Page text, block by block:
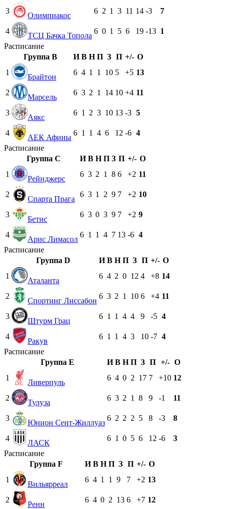
3
Олимпиакос
6 2 1 3 11 14 -3 7
4
ТСЦ Бачка Топола
6 0 1 5 6 19 -13 1
Расписание
Группа B
И В Н П З П +/- О
1
Брайтон
6 4 1 1 10 5 +5 13
2
Марсель
6 3 2 1 14 10 +4 11
3
Аякс
6 1 2 3 10 13 -3 5
4
АЕК Афины
6 1 1 4 6 12 -6 4
Расписание
Группа C
И В Н П З П +/- О
1
Рейнджерс
6 3 2 1 8 6 +2 11
2
Спарта Прага
6 3 1 2 9 7 +2 10
3
Бетис
6 3 0 3 9 7 +2 9
4
Арис Лимасол
6 1 1 4 7 13 -6 4
Расписание
Группа D
И В Н П З П +/- О
1
Аталанта
6 4 2 0 12 4 +8 14
2
Спортинг Лиссабон
6 3 2 1 10 6 +4 11
3
Штурм Грац
6 1 1 4 4 9 -5 4
4
Ракув
6 1 1 4 3 10 -7 4
Расписание
Группа E
И В Н П З П +/- О
1
Ливерпуль
6 4 0 2 17 7 +10 12
2
Тулуза
6 3 2 1 8 9 -1 11
3
Юнион Сент-Жиллуаз
6 2 2 2 5 8 -3 8
4
ЛАСК
6 1 0 5 6 12 -6
3
Расписание
Группа F
И В Н П З П +/- О
1
Вильярреал
6 4 1 1 9 7 +2 13
2
Ренн
6 4 0 2 13 6 +7 12